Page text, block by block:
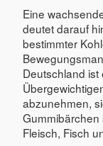
Eine
deutet darauf
bestimmter
Deutschland
abzunehmen,
Gummibärchen
Fleisch, Fisch